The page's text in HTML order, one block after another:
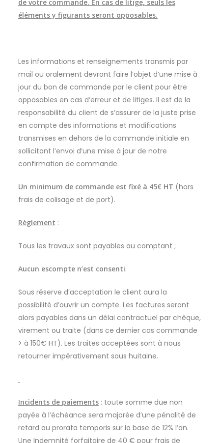
de votre commande. En cas de litige, seuls les
éléments y figurants seront opposables.
Les informations et renseignements transmis par
mail ou oralement devront faire l’objet d’une mise à
jour du bon de commande par le client pour être
opposables en cas d’erreur et de litiges. Il est de la
responsabilité du client de s’assurer de la juste prise
en compte des informations et modifications
transmises en dehors de la commande initiale en
sollicitant l’envoi d’une mise à jour de notre
confirmation de commande.
Un minimum de commande est fixé à 45€ HT (hors
frais de colisage et de port).
Règlement :
Tous les travaux sont payables au comptant ;
Aucun escompte n’est consenti.
Sous réserve d’acceptation le client aura la
possibilité d’ouvrir un compte. Les factures seront
alors payables dans un délai contractuel par chèque,
virement ou traite (dans ce dernier cas commande
> à 150€ HT). Les traites acceptées sont à nous
retourner impérativement sous huitaine.
Incidents de paiements: toute somme due non
payée à l’échéance sera majorée d’une pénalité de
retard au prorata temporis sur la base de 12% l’an.
Une Indemnité forfaitaire de 40 € pour frais de